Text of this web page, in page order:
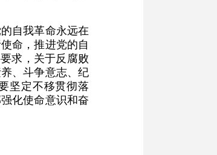
自我革命永远在
命，推进党的自
求，关于反腐败
、斗争意志、纪
坚定不移贯彻落
化使命意识和奋